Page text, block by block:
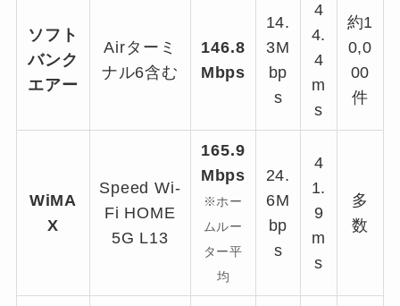
ソフト
バンク
エアー
Airターミ
ナル6含む
146.8
Mbps
14.
3M
bp
s
4
4.
4
m
s
約1
0,0
00
件
WiMA
X
Speed Wi-
Fi HOME
5G L13
165.9
Mbps
※ホー
ムルー
ター平
均
24.
6M
bp
s
4
1.
9
m
s
多
数